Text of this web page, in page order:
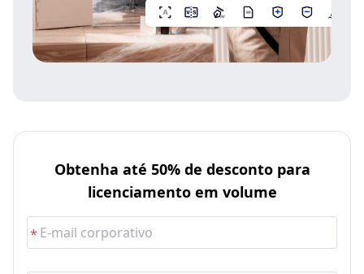
Obtenha até 50% de desconto para
licenciamento em volume